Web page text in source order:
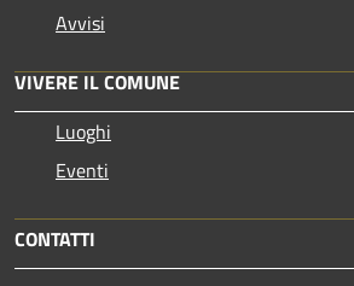
Avvisi
VIVERE IL COMUNE
Luoghi
Eventi
CONTATTI